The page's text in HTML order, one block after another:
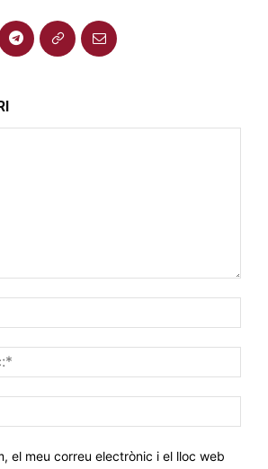
web:
el meu correu electrònic i el lloc web